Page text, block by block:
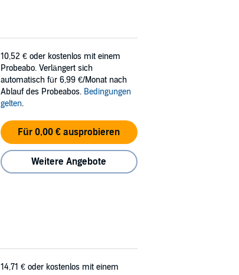
10,52 € oder kostenlos mit einem
Probeabo. Verlängert sich
automatisch für 6,99 €/Monat nach
Ablauf des Probeabos. Bedingungen
gelten.
Für 0,00 € ausprobieren
Weitere Angebote
14,71 € oder kostenlos mit einem